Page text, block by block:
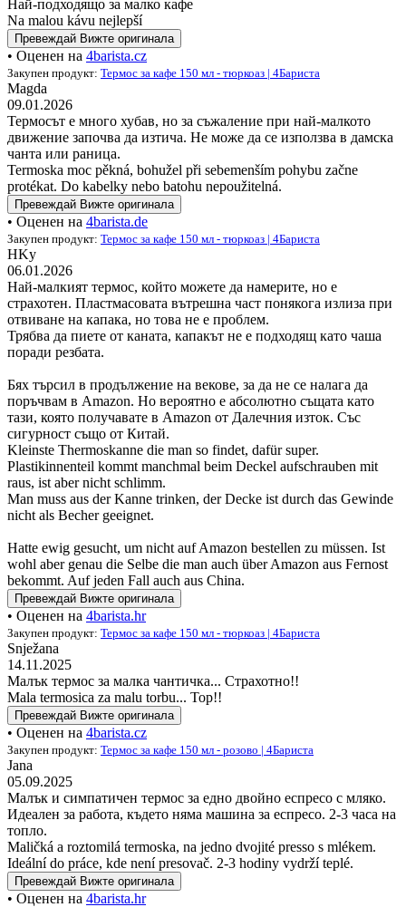
Най-подходящо за малко кафе
Na malou kávu nejlepší
Превеждай Вижте оригинала
• Оценен на 4barista.cz
Закупен продукт: Термос за кафе 150 мл - тюркоаз | 4Бариста
Magda
09.01.2026
Термосът е много хубав, но за съжаление при най-малкото
движение започва да изтича. Не може да се използва в дамска
чанта или раница.
Termoska moc pěkná, bohužel při sebemenším pohybu začne
protékat. Do kabelky nebo batohu nepoužitelná.
Превеждай Вижте оригинала
• Оценен на 4barista.de
Закупен продукт: Термос за кафе 150 мл - тюркоаз | 4Бариста
HKy
06.01.2026
Най-малкият термос, който можете да намерите, но е
страхотен. Пластмасовата вътрешна част понякога излиза при
отвиване на капака, но това не е проблем.
Трябва да пиете от каната, капакът не е подходящ като чаша
поради резбата.
Бях търсил в продължение на векове, за да не се налага да
поръчвам в Amazon. Но вероятно е абсолютно същата като
тази, която получавате в Amazon от Далечния изток. Със
сигурност също от Китай.
Kleinste Thermoskanne die man so findet, dafür super.
Plastikinnenteil kommt manchmal beim Deckel aufschrauben mit
raus, ist aber nicht schlimm.
Man muss aus der Kanne trinken, der Decke ist durch das Gewinde
nicht als Becher geeignet.
Hatte ewig gesucht, um nicht auf Amazon bestellen zu müssen. Ist
wohl aber genau die Selbe die man auch über Amazon aus Fernost
bekommt. Auf jeden Fall auch aus China.
Превеждай Вижте оригинала
• Оценен на 4barista.hr
Закупен продукт: Термос за кафе 150 мл - тюркоаз | 4Бариста
Snježana
14.11.2025
Малък термос за малка чантичка... Страхотно!!
Mala termosica za malu torbu... Top!!
Превеждай Вижте оригинала
• Оценен на 4barista.cz
Закупен продукт: Термос за кафе 150 мл - розово | 4Бариста
Jana
05.09.2025
Малък и симпатичен термос за едно двойно еспресо с мляко.
Идеален за работа, където няма машина за еспресо. 2-3 часа на
топло.
Maličká a roztomilá termoska, na jedno dvojité presso s mlékem.
Ideální do práce, kde není presovač. 2-3 hodiny vydrží teplé.
Превеждай Вижте оригинала
• Оценен на 4barista.hr